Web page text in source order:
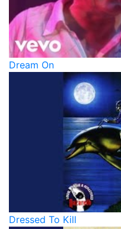
Dream On
Dressed To Kill